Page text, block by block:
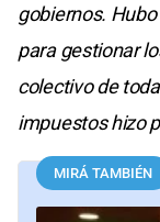
gobiernos.
para gestionar
colectivo de
impuestos hizo
MIRÁ TAMBIÉN